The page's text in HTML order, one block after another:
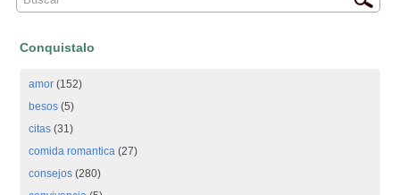
Conquistalo
amor (152)
besos (5)
citas (31)
comida romantica (27)
consejos (280)